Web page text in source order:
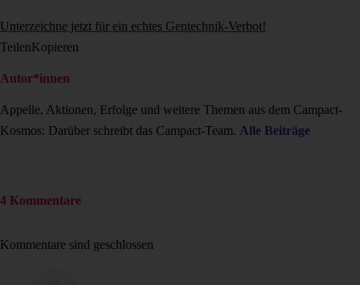
Unterzeichne jetzt für ein echtes Gentechnik-Verbot!
TeilenKopieren
Autor*innen
Appelle, Aktionen, Erfolge und weitere Themen aus dem Campact-
Kosmos: Darüber schreibt das Campact-Team. Alle Beiträge
4 Kommentare
Kommentare sind geschlossen